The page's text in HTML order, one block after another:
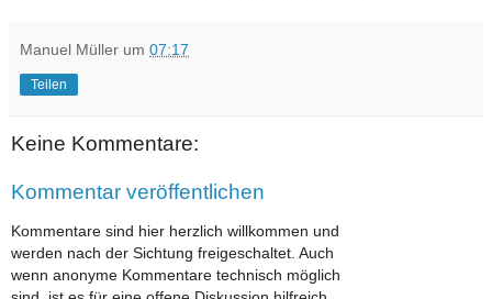
Manuel Müller um 07:17
Teilen
Keine Kommentare:
Kommentar veröffentlichen
Kommentare sind hier herzlich willkommen und
werden nach der Sichtung freigeschaltet. Auch
wenn anonyme Kommentare technisch möglich